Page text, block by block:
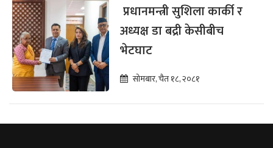
प्रधानमन्त्री सुशिला कार्की र
अध्यक्ष डा बद्री केसीबीच
भेटघाट
सोमबार, चैत १८, २०८१